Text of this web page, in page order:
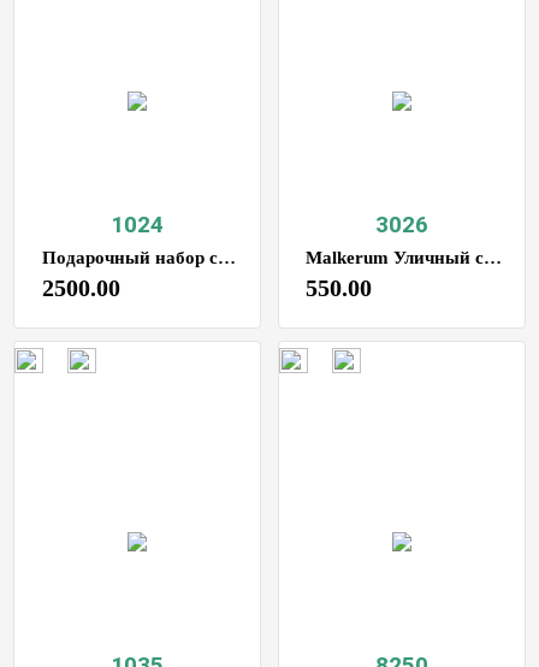
1024
Подарочный набор столовых приборов яйцо
2500.00
3026
Malkerum Уличный светильник
550.00